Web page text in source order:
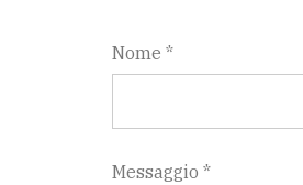
Nome *
Messaggio *